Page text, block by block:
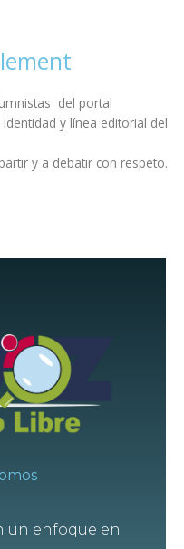
del portal
y línea editorial del
y a debatir con respeto.
un enfoque en